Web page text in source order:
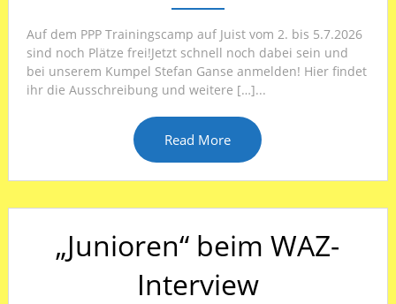
Auf dem PPP Trainingscamp auf Juist vom 2. bis 5.7.2026
sind noch Plätze frei!Jetzt schnell noch dabei sein und
bei unserem Kumpel Stefan Ganse anmelden! Hier findet
ihr die Ausschreibung und weitere […]...
Read More
„Junioren“ beim WAZ-
Interview